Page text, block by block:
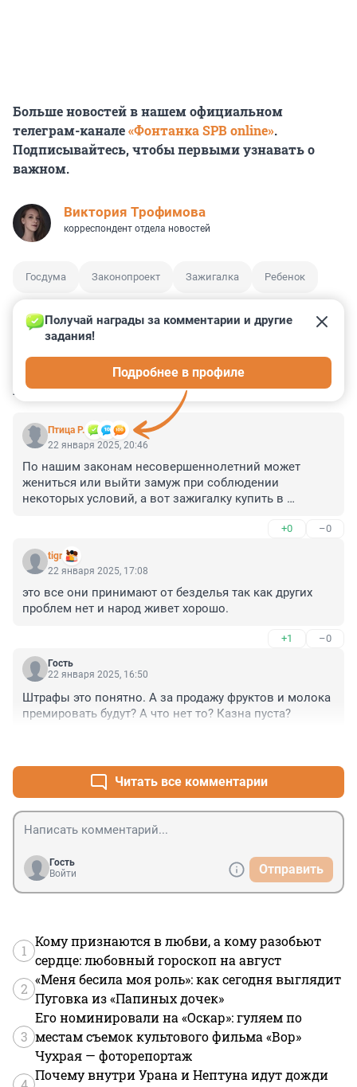
Больше новостей в нашем официальном
телеграм-канале«Фонтанка SPB online».
Подписывайтесь, чтобы первыми узнавать о
важном.
Виктория Трофимова
корреспондент отдела новостей
Госдума Законопроект Зажигалка Ребенок
КОММЕНТАРИИ 54
Птица Р.
Получай награды за комментарии и другие
задания!
Подробнее в профиле
22 января 2025, 20:46
По нашим законам несовершеннолетний может
жениться или выйти замуж при соблюдении
некоторых условий, а вот зажигалку купить в
+0 –0
tigr
22 января 2025, 17:08
это все они принимают от безделья так как других
проблем нет и народ живет хорошо.
+1 –0
Гость
22 января 2025, 16:50
Штрафы это понятно. А за продажу фруктов и молока
премировать будут? А что нет то? Казна пуста?
Читать все комментарии
Гость
Войти
Отправить
1
Кому признаются в любви, а кому разобьют
сердце: любовный гороскоп на август
2
«Меня бесила моя роль»: как сегодня выглядит
Пуговка из «Папиных дочек»
3
Его номинировали на «Оскар»: гуляем по
местам съемок культового фильма «Вор»
Чухрая — фоторепортаж
Почему внутри Урана и Нептуна идут дожди